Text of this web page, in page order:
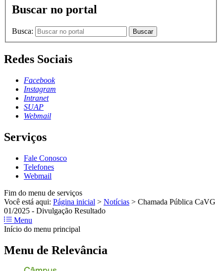
Buscar no portal
Busca: Buscar
Redes Sociais
Facebook
Instagram
Intranet
SUAP
Webmail
Serviços
Fale Conosco
Telefones
Webmail
Fim do menu de serviços
Você está aqui: Página inicial > Notícias > Chamada Pública CaVG
01/2025 - Divulgação Resultado
Menu
Início do menu principal
Menu de Relevância